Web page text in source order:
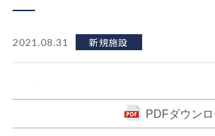
2021.08.31 新規施設
PDFダウン